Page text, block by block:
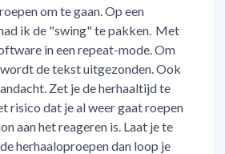
om te gaan. Op een
ik de "swing" te pakken. Met
in een repeat-mode. Om
de tekst uitgezonden. Ook
Zet je de herhaaltijd te
risico dat je al weer gaat roepen
aan het reageren is. Laat je te
herhaaloproepen dan loop je